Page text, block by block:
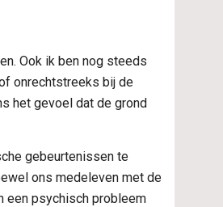
Ook ik ben nog steeds
onrechtstreeks bij de
het gevoel dat de grond
gebeurtenissen te
ons medeleven met de
een psychisch probleem